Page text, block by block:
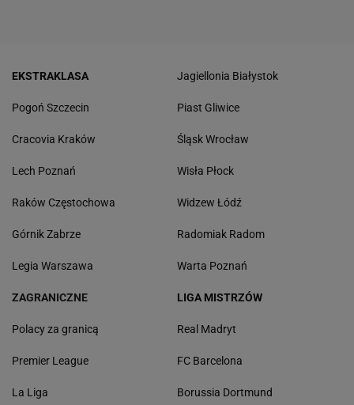
EKSTRAKLASA
Pogoń Szczecin
Cracovia Kraków
Lech Poznań
Raków Częstochowa
Górnik Zabrze
Legia Warszawa
Jagiellonia Białystok
Piast Gliwice
Śląsk Wrocław
Wisła Płock
Widzew Łódź
Radomiak Radom
Warta Poznań
ZAGRANICZNE
Polacy za granicą
Premier League
La Liga
LIGA MISTRZÓW
Real Madryt
FC Barcelona
Borussia Dortmund